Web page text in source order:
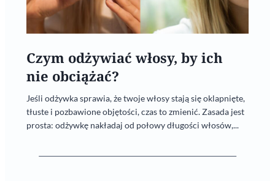
Czym odżywiać włosy, by ich
nie obciążać?
Jeśli odżywka sprawia, że twoje włosy stają się oklapnięte,
tłuste i pozbawione objętości, czas to zmienić. Zasada jest
prosta: odżywkę nakładaj od połowy długości włosów,...